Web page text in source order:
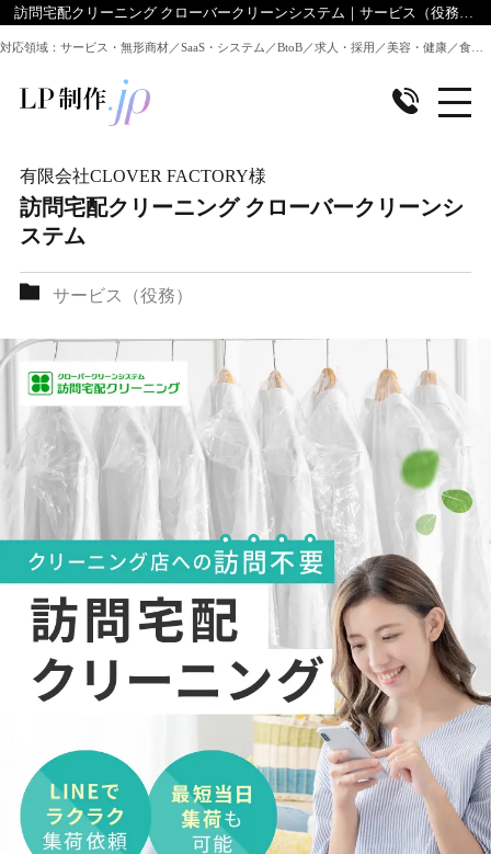
訪問宅配クリーニング クローバークリーンシステム｜サービス（役務）｜LP制作.jpのデザイン実績
有限会社CLOVER FACTORY様
訪問宅配クリーニング クローバークリーンシ
ステム
サービス（役務）